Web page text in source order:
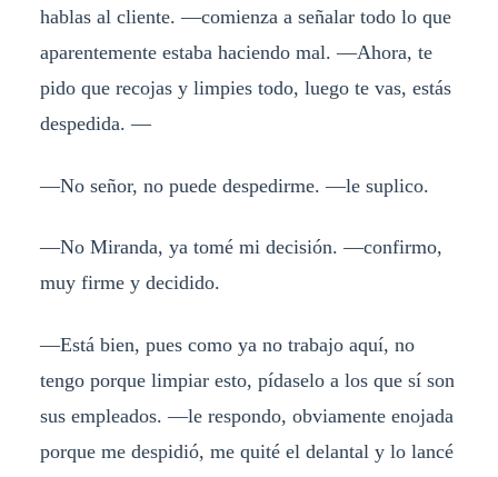
hablas al cliente. —comienza a señalar todo lo que
aparentemente estaba haciendo mal. —Ahora, te
pido que recojas y limpies todo, luego te vas, estás
despedida. —
—No señor, no puede despedirme. —le suplico.
—No Miranda, ya tomé mi decisión. —confirmo,
muy firme y decidido.
—Está bien, pues como ya no trabajo aquí, no
tengo porque limpiar esto, pídaselo a los que sí son
sus empleados. —le respondo, obviamente enojada
porque me despidió, me quité el delantal y lo lancé